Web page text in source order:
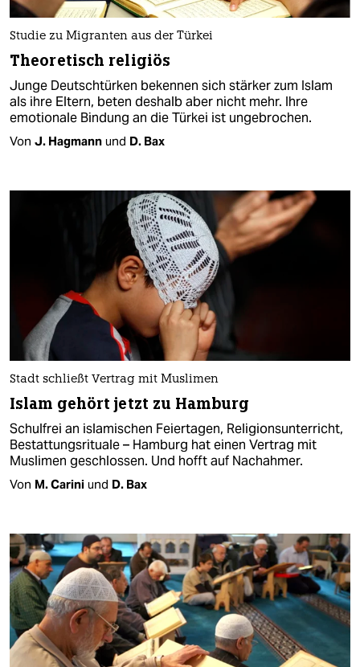
Studie zu Migranten aus der Türkei
Theoretisch religiös
Junge Deutschtürken bekennen sich stärker zum Islam
als ihre Eltern, beten deshalb aber nicht mehr. Ihre
emotionale Bindung an die Türkei ist ungebrochen.
Von J. Hagmann und D. Bax
Stadt schließt Vertrag mit Muslimen
Islam gehört jetzt zu Hamburg
Schulfrei an islamischen Feiertagen, Religionsunterricht,
Bestattungsrituale – Hamburg hat einen Vertrag mit
Muslimen geschlossen. Und hofft auf Nachahmer.
Von M. Carini und D. Bax